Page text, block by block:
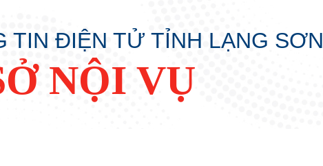
TIN ĐIỆN TỬ TỈNH LẠNG SƠN
NỘI VỤ